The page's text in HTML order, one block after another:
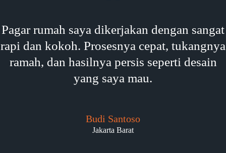
Pagar rumah saya dikerjakan dengan sangat
rapi dan kokoh. Prosesnya cepat, tukangnya
ramah, dan hasilnya persis seperti desain
yang saya mau.
Budi Santoso
Jakarta Barat